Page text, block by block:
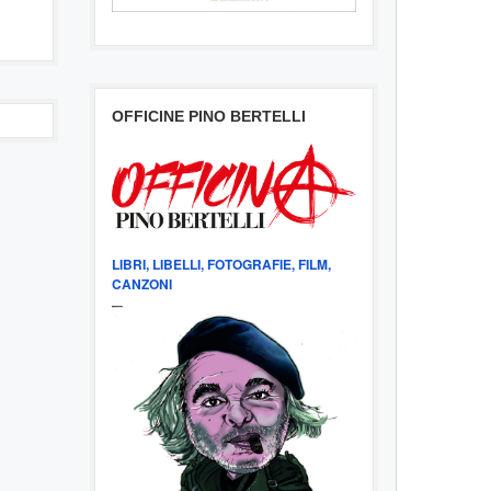
OFFICINE PINO BERTELLI
LIBRI, LIBELLI, FOTOGRAFIE, FILM,
CANZONI